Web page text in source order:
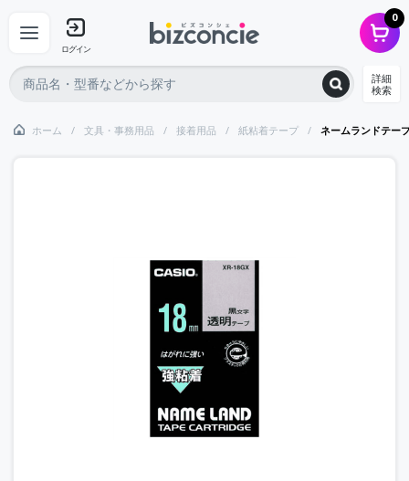
ログイン
0
詳細
検索
ホーム 文具・事務用品 接着用品 紙粘着テープ ネームランドテ